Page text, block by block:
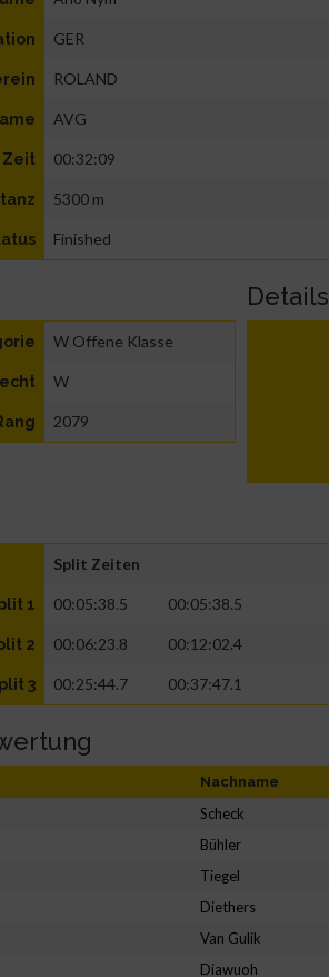
GER
ROLAND
AVG
Zeit 00:32:09
5300 m
Finished
W Offene Klasse
W
2079
Details
Split Zeiten
1 00:05:38.5 00:05:38.5
2 00:06:23.8 00:12:02.4
3 00:25:44.7 00:37:47.1
Nachname
Scheck
Bühler
Tiegel
Diethers
Van Gulik
Diawuoh